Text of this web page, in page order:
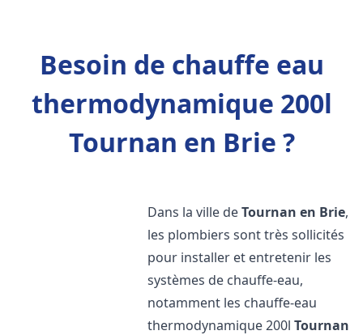
Besoin de chauffe eau
thermodynamique 200l
Tournan en Brie ?
Dans la ville deTournan en Brie,
les plombiers sont très sollicités
pour installer et entretenir les
systèmes de chauffe-eau,
notamment les chauffe-eau
thermodynamique 200lTournan